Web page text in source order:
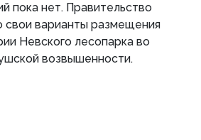
пока нет. Правительство
свои варианты размещения
Невского лесопарка во
возвышенности.